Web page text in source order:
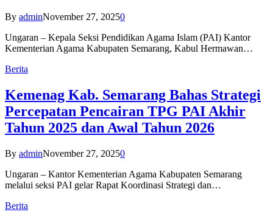
By adminNovember 27, 20250
Ungaran – Kepala Seksi Pendidikan Agama Islam (PAI) Kantor
Kementerian Agama Kabupaten Semarang, Kabul Hermawan…
Berita
Kemenag Kab. Semarang Bahas Strategi
Percepatan Pencairan TPG PAI Akhir
Tahun 2025 dan Awal Tahun 2026
By adminNovember 27, 20250
Ungaran – Kantor Kementerian Agama Kabupaten Semarang
melalui seksi PAI gelar Rapat Koordinasi Strategi dan…
Berita